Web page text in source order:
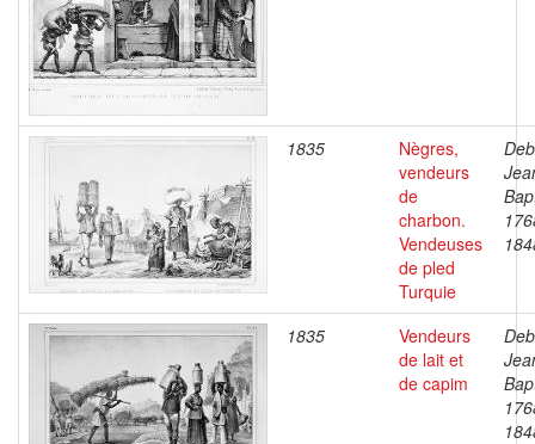
1835
Nègres,
vendeurs
de
charbon.
Vendeuses
de pled
Turquie
1835
Vendeurs
de lait et
de capim